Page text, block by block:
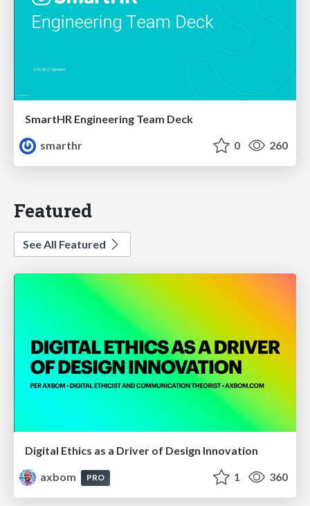
SmartHR Engineering Team Deck
smarthr
0 260
Featured
See All Featured
Digital Ethics as a Driver of Design Innovation
axbom
PRO 1 360